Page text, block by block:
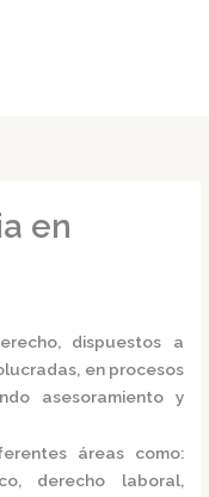
en
dispuestos a
en procesos
asesoramiento y
áreas como:
derecho laboral,